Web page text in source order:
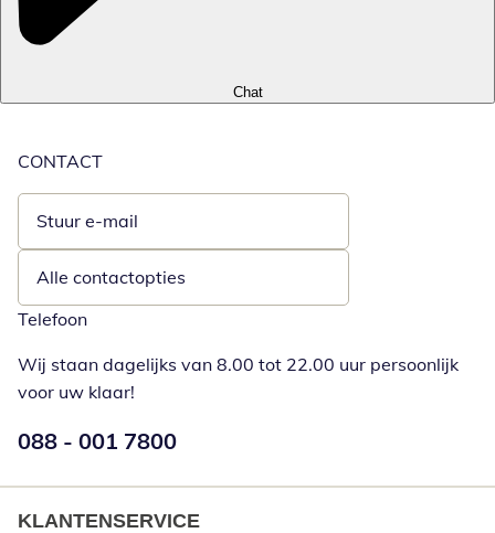
Chat
CONTACT
Stuur e-mail
Opent e-mailclient
Alle contactopties
Telefoon
Wij staan dagelijks van 8.00 tot 22.00 uur persoonlijk
voor uw klaar!
Telefoonnummer:
088 - 001 7800
KLANTENSERVICE